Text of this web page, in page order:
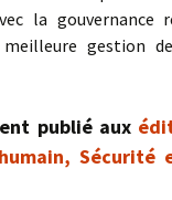
la gouvernance
meilleure gestion
publié aux
Sécurité